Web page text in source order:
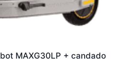
MAXG30LP + candado